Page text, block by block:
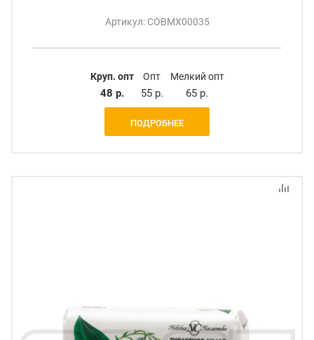
Артикул: СОВМХ00035
Круп. опт
48 р.
Опт
55 р.
Мелкий опт
65 р.
ПОДРОБНЕЕ